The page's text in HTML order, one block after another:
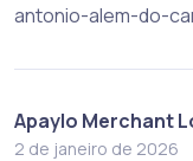
antonio-alem-do-
Apaylo Merchant
2 de janeiro de 2026